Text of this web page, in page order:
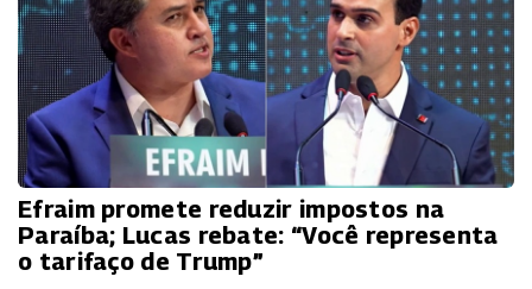
Efraim promete reduzir impostos na
Paraíba; Lucas rebate: “Você representa
o tarifaço de Trump”